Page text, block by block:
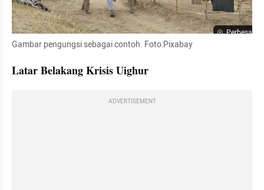
Perbesar
Gambar pengungsi sebagai contoh. Foto:Pixabay
Latar Belakang Krisis Uighur
ADVERTISEMENT